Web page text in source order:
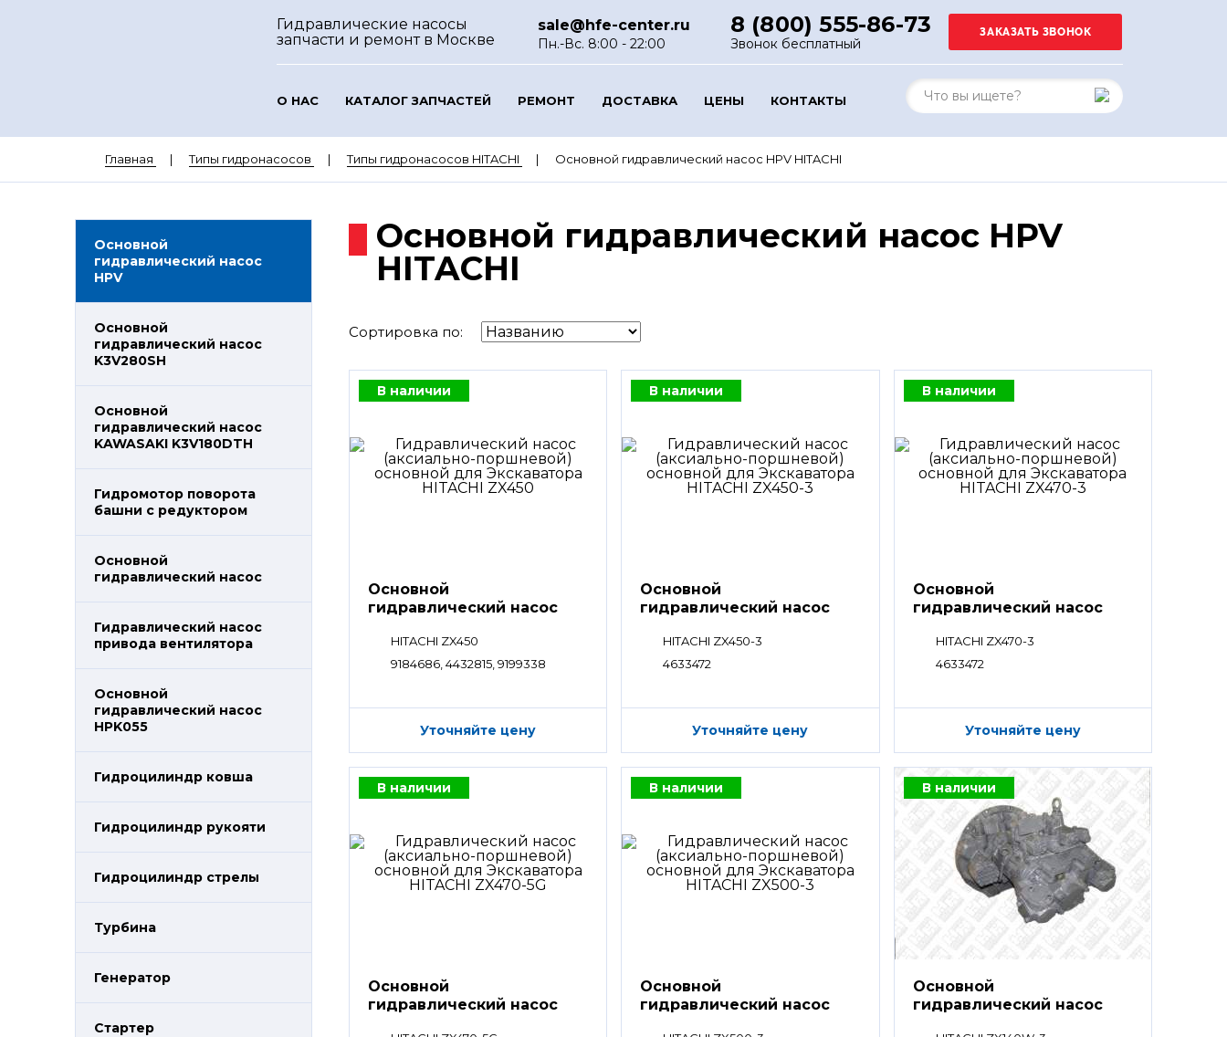
Гидравлические насосы
запчасти и ремонт в Москве
sale@hfe-center.ru
Пн.-Вс. 8:00 - 22:00
8 (800) 555-86-73
Звонок бесплатный
О НАС КАТАЛОГ ЗАПЧАСТЕЙ РЕМОНТ ДОСТАВКА ЦЕНЫ КОНТАКТЫ
Главная Типы гидронасосов Типы гидронасосов HITACHI Основной гидравлический насос HPV HITACHI
Основной
гидравлический насос
HPV
Основной
гидравлический насос
K3V280SH
Основной
гидравлический насос
KAWASAKI K3V180DTH
Гидромотор поворота
башни с редуктором
Основной
гидравлический насос
Гидравлический насос
привода вентилятора
Основной
гидравлический насос
HPK055
Гидроцилиндр ковша
Гидроцилиндр рукояти
Гидроцилиндр стрелы
Турбина
Генератор
Стартер
Основной гидравлический насос HPV
HITACHI
Сортировка по:
В наличии
Основной
гидравлический насос
HITACHI ZX450
9184686, 4432815, 9199338
Уточняйте цену
В наличии
Основной
гидравлический насос
HITACHI ZX450-3
4633472
Уточняйте цену
В наличии
Основной
гидравлический насос
HITACHI ZX470-3
4633472
Уточняйте цену
В наличии
Основной
гидравлический насос
В наличии
Основной
гидравлический насос
В наличии
Основной
гидравлический насос